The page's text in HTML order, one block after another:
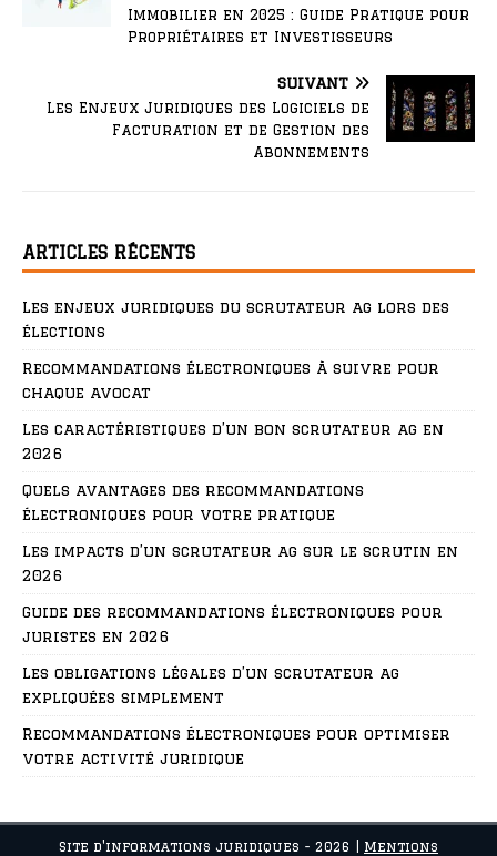
Immobilier en 2025 : Guide Pratique pour
Propriétaires et Investisseurs
SUIVANT
Les Enjeux Juridiques des Logiciels de
Facturation et de Gestion des
Abonnements
ARTICLES RÉCENTS
Les enjeux juridiques du scrutateur ag lors des
élections
Recommandations électroniques à suivre pour
chaque avocat
Les caractéristiques d’un bon scrutateur ag en
2026
Quels avantages des recommandations
électroniques pour votre pratique
Les impacts d’un scrutateur ag sur le scrutin en
2026
Guide des recommandations électroniques pour
juristes en 2026
Les obligations légales d’un scrutateur ag
expliquées simplement
Recommandations électroniques pour optimiser
votre activité juridique
Site d'informations juridiques - 2026 Mentions